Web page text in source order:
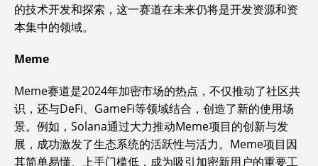
的技术开发和探索，这一赛道在未来仍将是开发资源和资
本集中的领域。
Meme
Meme赛道是2024年加密市场的热点，不仅推动了社区共
识，还与DeFi、GameFi等领域结合，创造了新的使用场
景。例如，Solana通过大力推动Meme项目的创新与发
展，成功激发了生态系统的活跃性与活力。Meme项目因
其简单易懂、上手门槛低，成为吸引加密新用户的重要工